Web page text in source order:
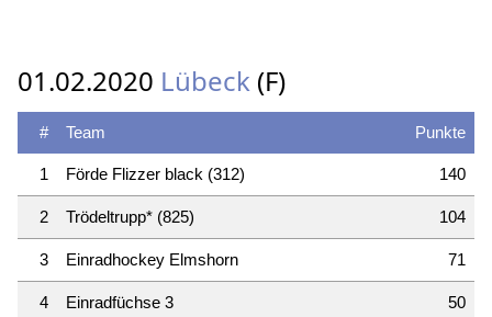
01.02.2020 Lübeck (F)
# Punkte
Team
1 140
Förde Flizzer black (312)
2 104
Trödeltrupp* (825)
3 71
Einradhockey Elmshorn
4 50
Einradfüchse 3